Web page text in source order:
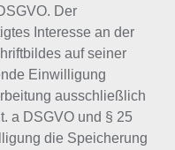
Der
Interesse an der
auf seiner
Einwilligung
ausschließlich
a DSGVO und § 25
die Speicherung